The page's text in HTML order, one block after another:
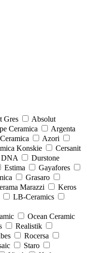
Gres
Absolut
Ceramica
Argenta
Azori
Konskie
Cersanit
DNA
Durstone
Estima
Gayafores
Grasaro
Marazzi
Keros
LB-Ceramics
Ocean Ceramic
Realistik
Rocersa
Staro